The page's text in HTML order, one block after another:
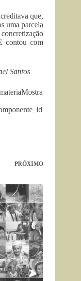
que,
uma parcela
contou com
Santos
PRÓXIMO